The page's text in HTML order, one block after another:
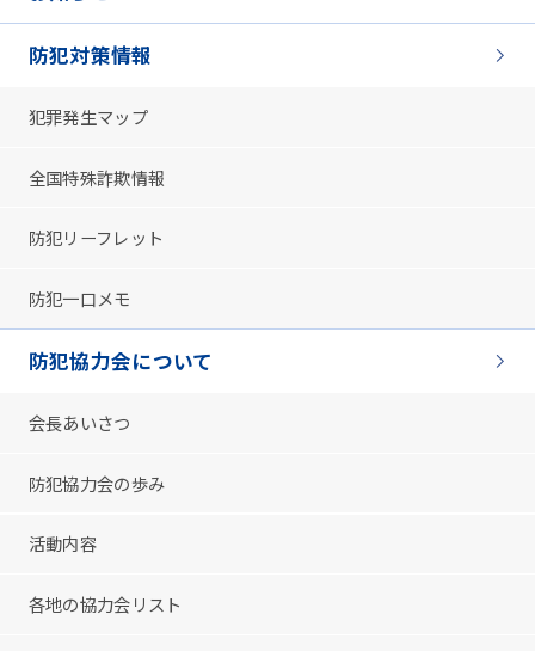
防犯対策情報
犯罪発生マップ
全国特殊詐欺情報
防犯リーフレット
防犯一口メモ
防犯協力会について
会長あいさつ
防犯協力会の歩み
活動内容
各地の協力会リスト